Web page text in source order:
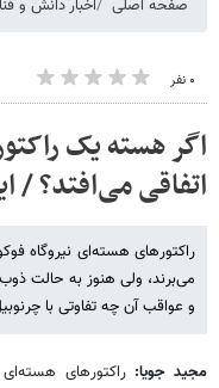
صفحه اصلی اخبار دانش و
۰ نفر
اگر هسته یک
اتفاقی می‌افتد؟ /
راکتورهای هسته‌ای نیروگاه
می‌برند، ولی هنوز به حالت
و عواقب آن چه تفاوتی با
مجید جویا: راکتورهای